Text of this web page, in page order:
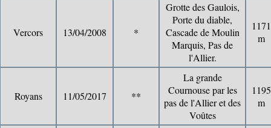
Vercors 13/04/2008 *
Grotte des Gaulois,
Porte du diable,
Cascade de Moulin
Marquis, Pas de
l'Allier.
1171
m
Royans 11/05/2017 **
La grande
Cournouse par les
pas de l'Allier et des
Voûtes
1195
m